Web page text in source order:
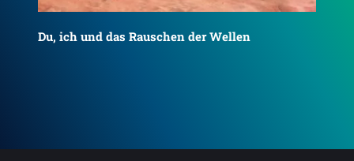
Du, ich und das Rauschen der Wellen